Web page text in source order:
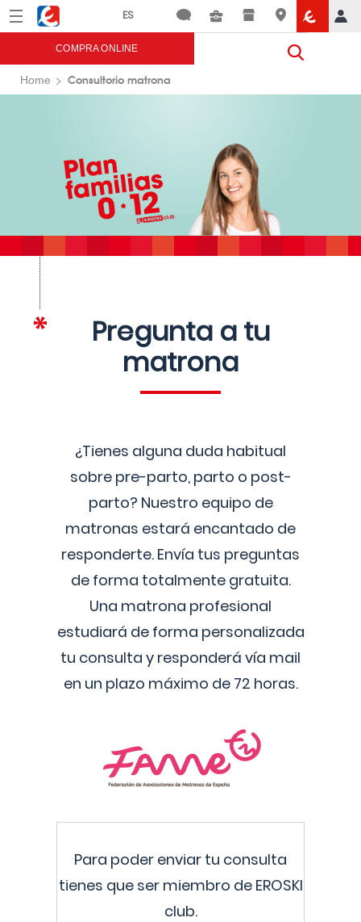
Menú Eroski
COMPRA ONLINE
Home Consultorio matrona
Pregunta a tu
matrona
¿Tienes alguna duda habitual
sobre pre-parto, parto o post-
parto? Nuestro equipo de
matronas estará encantado de
responderte. Envía tus preguntas
de forma totalmente gratuita.
Una matrona profesional
estudiará de forma personalizada
tu consulta y responderá vía mail
en un plazo máximo de 72 horas.
Para poder enviar tu consulta
tienes que ser miembro de EROSKI
club.